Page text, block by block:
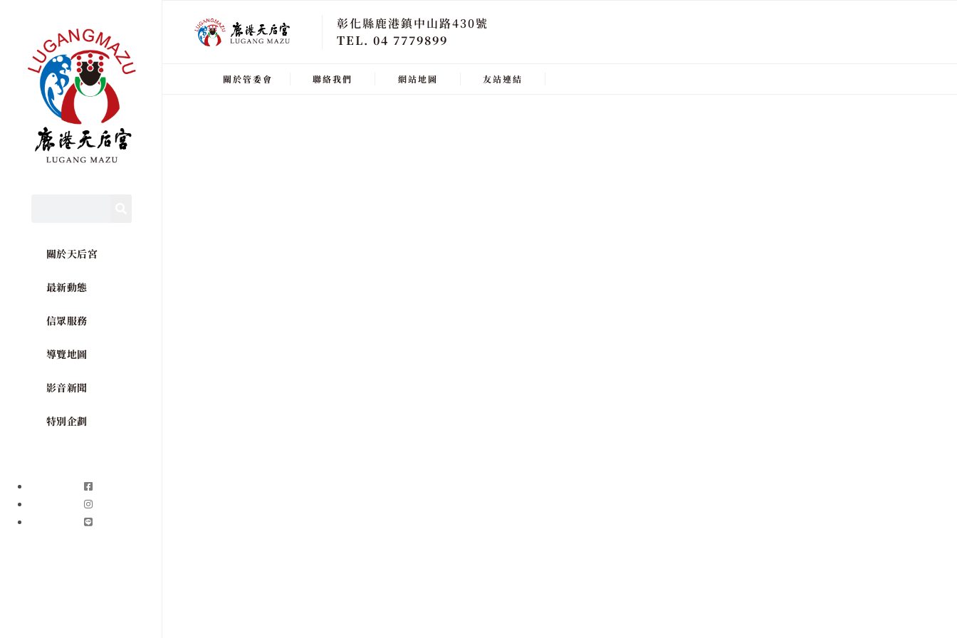
關於天后宮
最新動態
信眾服務
導覽地圖
影音新聞
特別企劃
彰化縣鹿港鎮中山路430號
TEL. 04 7779899
關於管委會 聯絡我們 網站地圖 友站連結